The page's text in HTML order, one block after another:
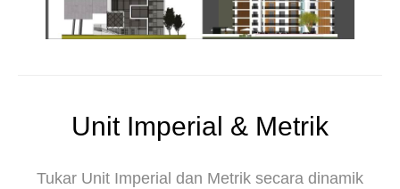
Unit Imperial & Metrik
Tukar Unit Imperial dan Metrik secara dinamik